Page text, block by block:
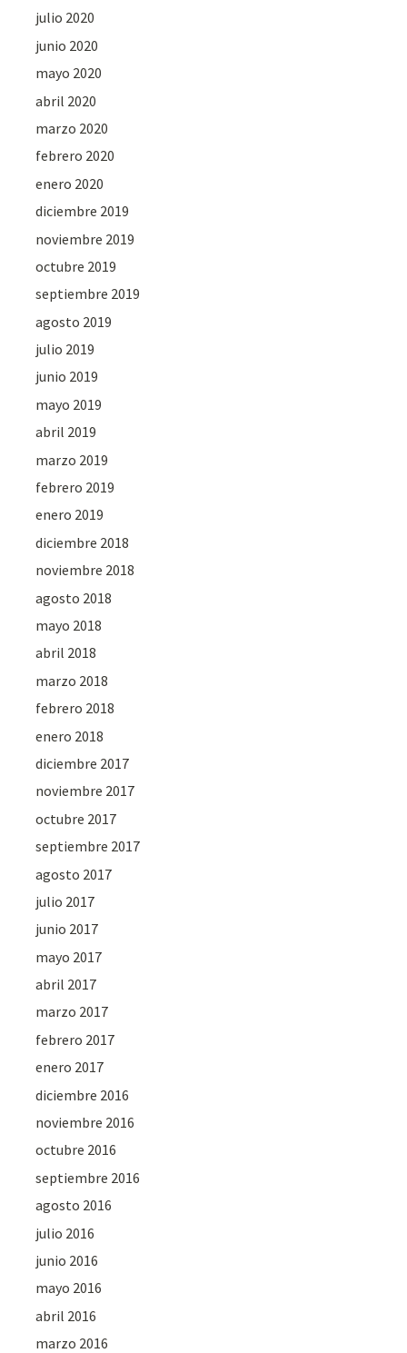
julio 2020
junio 2020
mayo 2020
abril 2020
marzo 2020
febrero 2020
enero 2020
diciembre 2019
noviembre 2019
octubre 2019
septiembre 2019
agosto 2019
julio 2019
junio 2019
mayo 2019
abril 2019
marzo 2019
febrero 2019
enero 2019
diciembre 2018
noviembre 2018
agosto 2018
mayo 2018
abril 2018
marzo 2018
febrero 2018
enero 2018
diciembre 2017
noviembre 2017
octubre 2017
septiembre 2017
agosto 2017
julio 2017
junio 2017
mayo 2017
abril 2017
marzo 2017
febrero 2017
enero 2017
diciembre 2016
noviembre 2016
octubre 2016
septiembre 2016
agosto 2016
julio 2016
junio 2016
mayo 2016
abril 2016
marzo 2016